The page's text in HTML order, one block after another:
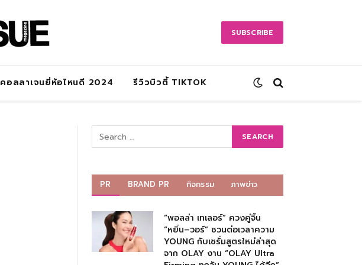
SUBSCRIBE
คอลลาเจนยี่ห้อไหนดี 2024 รีวิวบิวตี้ TIKTOK
PR BRAND PR กิจกรรม ภาพข่าว
“พอลล่า เทเลอร์” ควงคู่จิ้น
“หยิ่น–วอร์” ชวนต่อเวลาความ
YOUNG กับเซรั่มสูตรใหม่ล่าสุด
จาก OLAY งาน “OLAY Ultra